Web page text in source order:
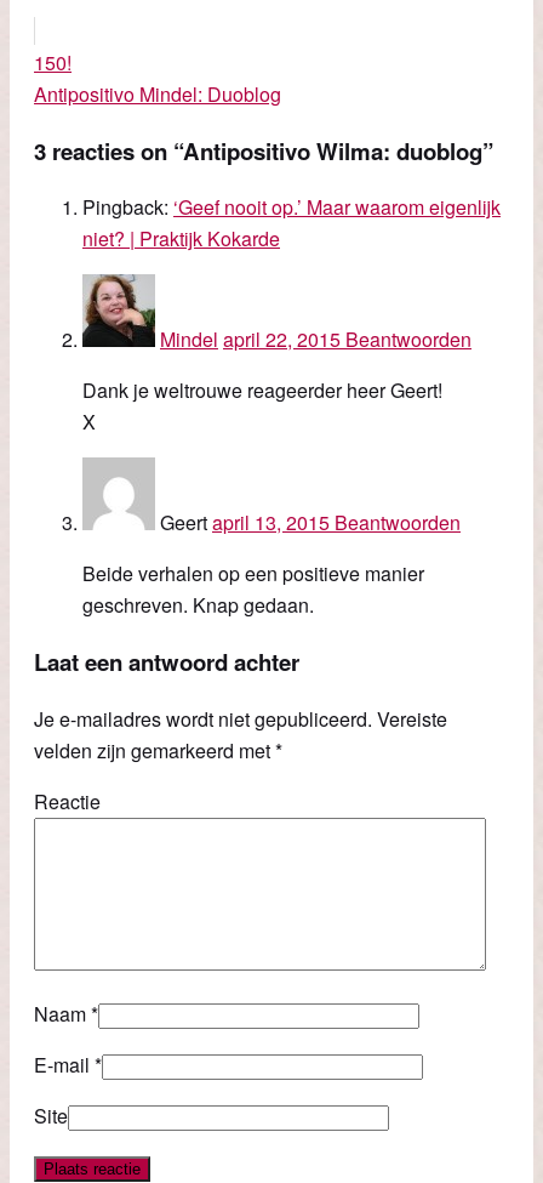
150!
Antipositivo Mindel: Duoblog
3 reactieson “Antipositivo Wilma: duoblog”
Pingback: ‘Geef nooit op.’ Maar waarom eigenlijk
niet? | Praktijk Kokarde
Mindel april 22, 2015 Beantwoorden
Dank je weltrouwe reageerder heer Geert!
X
Geertapril 13, 2015 Beantwoorden
Beide verhalen op een positieve manier
geschreven. Knap gedaan.
Laat een antwoord achter
Je e-mailadres wordt niet gepubliceerd. Vereiste
velden zijn gemarkeerd met*
Reactie
Naam*
E-mail *
Site